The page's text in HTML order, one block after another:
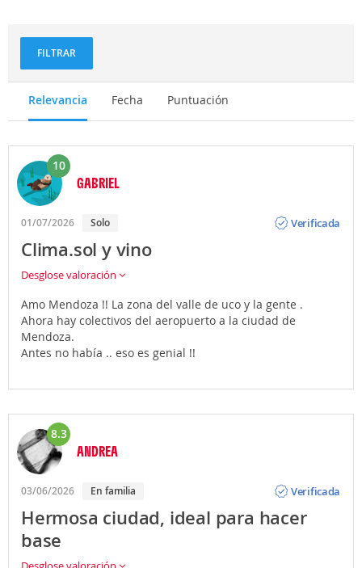
FILTRAR
Relevancia Fecha Puntuación
10
GABRIEL
01/07/2026 Solo
Verificada
Clima.sol y vino
Desglose valoración
Amo Mendoza !! La zona del valle de uco y la gente .
Ahora hay colectivos del aeropuerto a la ciudad de
Mendoza.
Antes no había .. eso es genial !!
8.3
ANDREA
03/06/2026 En familia
Verificada
Hermosa ciudad, ideal para hacer
base